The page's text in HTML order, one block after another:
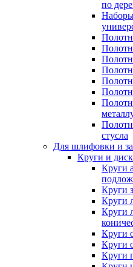
по
Наборы
стусла
Для шлифовки и
Круги и
Круги
Круги
Круги
Круги
Круги
Круги
Круги